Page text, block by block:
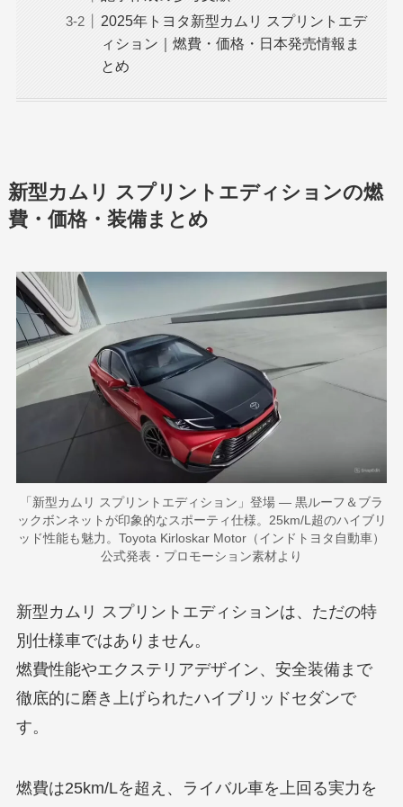
2025年トヨタ新型カムリ スプリントエデ
ィション｜燃費・価格・日本発売情報ま
とめ
新型カムリ スプリントエディションの燃
費・価格・装備まとめ
「新型カムリ スプリントエディション」登場 — 黒ルーフ＆ブラ
ックボンネットが印象的なスポーティ仕様。25km/L超のハイブリ
ッド性能も魅力。Toyota Kirloskar Motor（インドトヨタ自動車）
公式発表・プロモーション素材より
新型カムリ スプリントエディションは、ただの特
別仕様車ではありません。
燃費性能やエクステリアデザイン、安全装備まで
徹底的に磨き上げられたハイブリッドセダンで
す。
燃費は25km/Lを超え、ライバル車を上回る実力を